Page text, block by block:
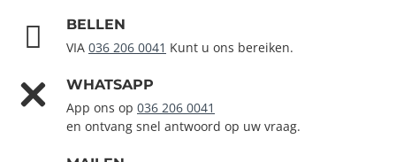
BELLEN
VIA 036 206 0041 Kunt u ons bereiken.
WHATSAPP
App ons op 036 206 0041
en ontvang snel antwoord op uw vraag.